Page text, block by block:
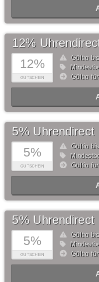
12%
GUTSCHEIN
12%
Gültig
Gültig
5%
GUTSCHEIN
5% Uhrendirect
Gültig
Gültig
5%
GUTSCHEIN
5% Uhrendirect
Gültig
Gültig